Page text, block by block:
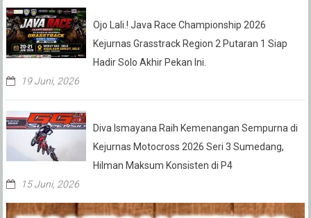
Ojo Lali.! Java Race Championship 2026
Kejurnas Grasstrack Region 2 Putaran 1 Siap
Hadir Solo Akhir Pekan Ini.
19 Juni, 2026
Diva Ismayana Raih Kemenangan Sempurna di
Kejurnas Motocross 2026 Seri 3 Sumedang,
Hilman Maksum Konsisten di P4
15 Juni, 2026